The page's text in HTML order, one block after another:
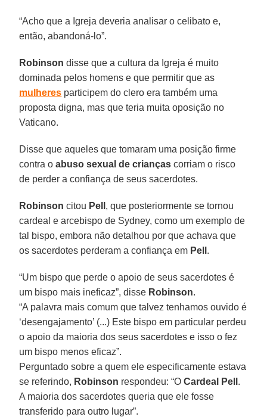
“Acho que a Igreja deveria analisar o celibato e,
então, abandoná-lo”.
Robinson disse que a cultura da Igreja é muito
dominada pelos homens e que permitir que as
mulheres participem do clero era também uma
proposta digna, mas que teria muita oposição no
Vaticano.
Disse que aqueles que tomaram uma posição firme
contra oabuso sexual de crianças corriam o risco
de perder a confiança de seus sacerdotes.
Robinson citou Pell , que posteriormente se tornou
cardeal e arcebispo de Sydney, como um exemplo de
tal bispo, embora não detalhou por que achava que
os sacerdotes perderam a confiança em Pell .
“Um bispo que perde o apoio de seus sacerdotes é
um bispo mais ineficaz”, disse Robinson.
“A palavra mais comum que talvez tenhamos ouvido é
‘desengajamento’ (...) Este bispo em particular perdeu
o apoio da maioria dos seus sacerdotes e isso o fez
um bispo menos eficaz”.
Perguntado sobre a quem ele especificamente estava
se referindo, Robinson respondeu: “OCardeal Pell .
A maioria dos sacerdotes queria que ele fosse
transferido para outro lugar”.